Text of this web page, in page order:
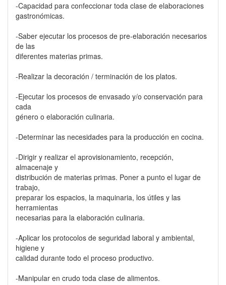
-Capacidad para confeccionar toda clase de elaboraciones
gastronómicas.
-Saber ejecutar los procesos de pre-elaboración necesarios
de las
diferentes materias primas.
-Realizar la decoración / terminación de los platos.
-Ejecutar los procesos de envasado y/o conservación para
cada
género o elaboración culinaria.
-Determinar las necesidades para la producción en cocina.
-Dirigir y realizar el aprovisionamiento, recepción,
almacenaje y
distribución de materias primas. Poner a punto el lugar de
trabajo,
preparar los espacios, la maquinaria, los útiles y las
herramientas
necesarias para la elaboración culinaria.
-Aplicar los protocolos de seguridad laboral y ambiental,
higiene y
calidad durante todo el proceso productivo.
-Manipular en crudo toda clase de alimentos.